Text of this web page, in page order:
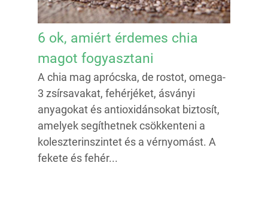
6 ok, amiért érdemes chia
magot fogyasztani
A chia mag aprócska, de rostot, omega-
3 zsírsavakat, fehérjéket, ásványi
anyagokat és antioxidánsokat biztosít,
amelyek segíthetnek csökkenteni a
koleszterinszintet és a vérnyomást. A
fekete és fehér...